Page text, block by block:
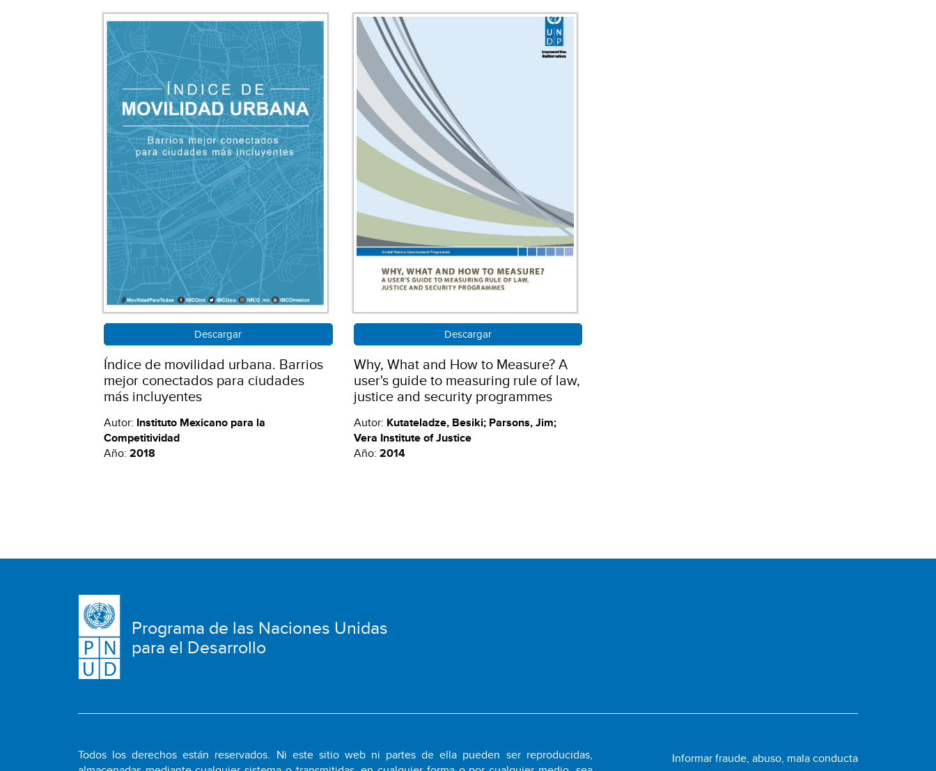
Descargar
Índice de movilidad urbana. Barrios
mejor conectados para ciudades
más incluyentes
Autor: Instituto Mexicano para la
Competitividad
Año: 2018
Descargar
Why, What and How to Measure? A
user's guide to measuring rule of law,
justice and security programmes
Autor: Kutateladze, Besiki; Parsons, Jim;
Vera Institute of Justice
Año: 2014
Programa de las Naciones Unidas
para el Desarrollo
Todos los derechos están reservados. Ni este sitio web ni partes de ella pueden ser reproducidas,
Informar fraude, abuso, mala conducta